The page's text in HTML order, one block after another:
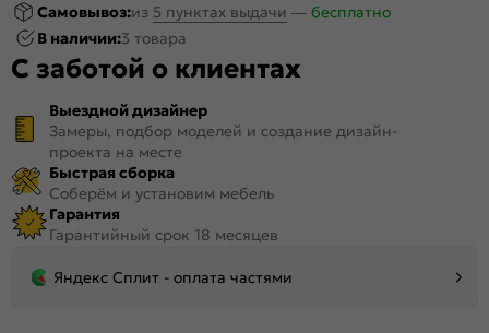
Самовывоз:из 5 пунктах выдачи — бесплатно
В наличии:3 товара
С заботой о клиентах
Выездной дизайнер
Замеры, подбор моделей и создание дизайн-
проекта на месте
Быстрая сборка
Соберём и установим мебель
Гарантия
Гарантийный срок 18 месяцев
Яндекс Сплит - оплата частями